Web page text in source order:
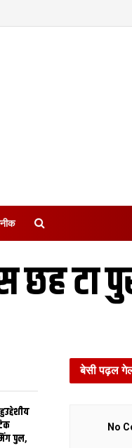
टा
पुल,
बेसी पढ़ल
No